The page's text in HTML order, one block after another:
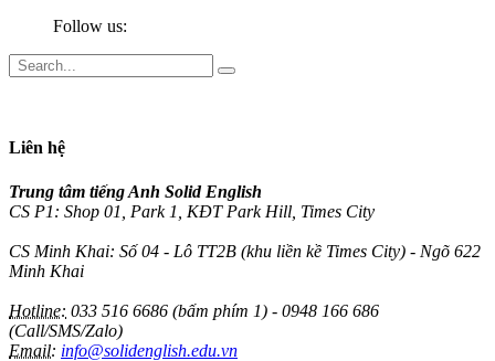
Follow us:
Liên hệ
Trung tâm tiếng Anh Solid English
CS P1: Shop 01, Park 1, KĐT Park Hill, Times City
CS Minh Khai: Số 04 - Lô TT2B (khu liền kề Times City) - Ngõ 622
Minh Khai
Hotline: 033 516 6686 (bấm phím 1) - 0948 166 686
(Call/SMS/Zalo)
Email: info@solidenglish.edu.vn